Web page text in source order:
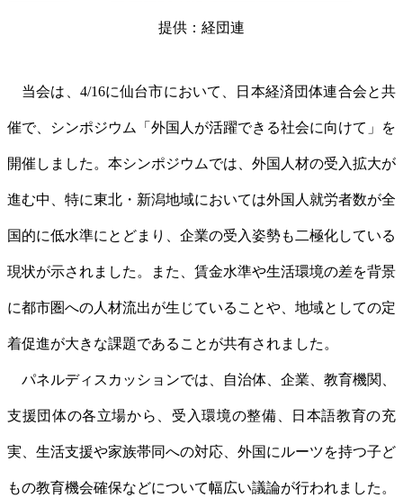
提供：経団連
当会は、4/16に仙台市において、日本経済団体連合会と共
催で、シンポジウム「外国人が活躍できる社会に向けて」を
開催しました。本シンポジウムでは、外国人材の受入拡大が
進む中、特に東北・新潟地域においては外国人就労者数が全
国的に低水準にとどまり、企業の受入姿勢も二極化している
現状が示されました。また、賃金水準や生活環境の差を背景
に都市圏への人材流出が生じていることや、地域としての定
着促進が大きな課題であることが共有されました。
パネルディスカッションでは、自治体、企業、教育機関、
支援団体の各立場から、受入環境の整備、日本語教育の充
実、生活支援や家族帯同への対応、外国にルーツを持つ子ど
もの教育機会確保などについて幅広い議論が行われました。